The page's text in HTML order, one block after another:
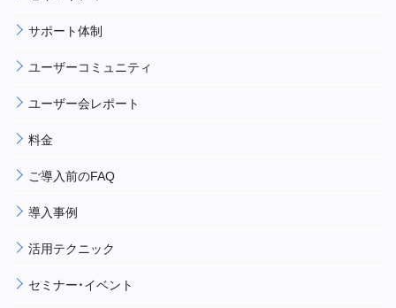
サポート体制
ユーザーコミュニティ
ユーザー会レポート
料金
ご導入前のFAQ
導入事例
活用テクニック
セミナー・イベント